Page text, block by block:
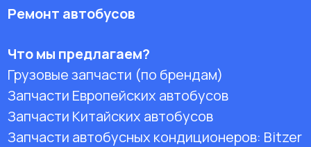
Ремонт автобусов
Что мы предлагаем?
Грузовые запчасти (по брендам)
Запчасти Европейских автобусов
Запчасти Китайских автобусов
Запчасти автобусных кондиционеров: Bitzer